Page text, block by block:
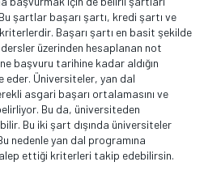
şartlar başarı şartı, kredi şartı ve
Başarı şartı en basit şekilde
üzerinden hesaplanan not
başvuru tarihine kadar aldığın
Üniversiteler, yan dal
asgari başarı ortalamasını ve
Bu da, üniversiteden
Bu iki şart dışında üniversiteler
nedenle yan dal programına
ettiği kriterleri takip edebilirsin.